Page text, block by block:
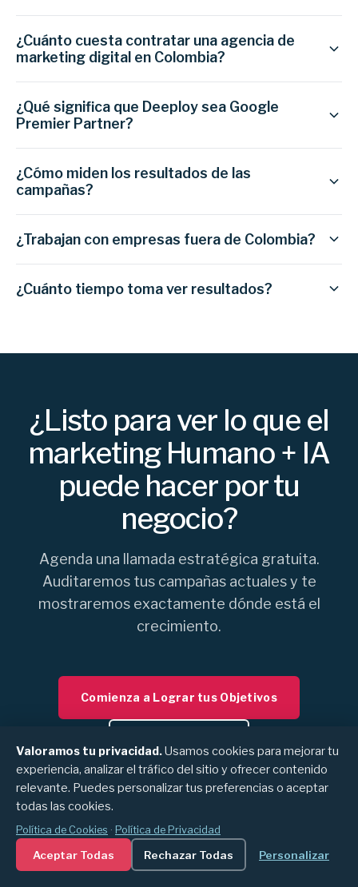
¿Cuánto cuesta contratar una agencia de
marketing digital en Colombia?
¿Qué significa que Deeploy sea Google
Premier Partner?
¿Cómo miden los resultados de las
campañas?
¿Trabajan con empresas fuera de Colombia?
¿Cuánto tiempo toma ver resultados?
¿Listo para ver lo que el
marketing Humano + IA
puede hacer por tu
negocio?
Agenda una llamada estratégica gratuita.
Auditaremos tus campañas actuales y te
mostraremos exactamente dónde está el
crecimiento.
Comienza a Lograr tus Objetivos
Valoramos tu privacidad.Usamos cookies para mejorar tu
experiencia, analizar el tráfico del sitio y ofrecer contenido
relevante. Puedes personalizar tus preferencias o aceptar
todas las cookies.
Política de Cookies · Política de Privacidad
Aceptar Todas Rechazar Todas Personalizar